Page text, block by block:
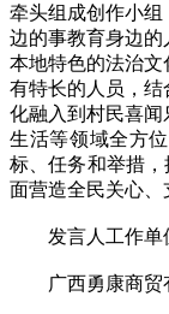
牵头组成创作小
边的事教育身边
本地特色的法治
有特长的人员，
化融入到村民喜闻
生活等领域全方
标、任务和举措，
面营造全民关心、
发言人工作单
广西勇康商贸